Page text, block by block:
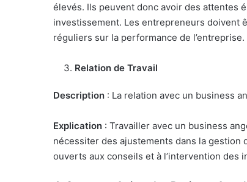
élevés. Ils peuvent donc avoir des attentes
investissement. Les entrepreneurs doivent
réguliers sur la performance de l’entreprise.
Relation de Travail
Description : La relation avec un business
Explication : Travailler avec un business
nécessiter des ajustements dans la gestion
ouverts aux conseils et à l’intervention